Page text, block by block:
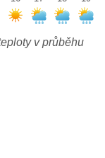
v průběhu